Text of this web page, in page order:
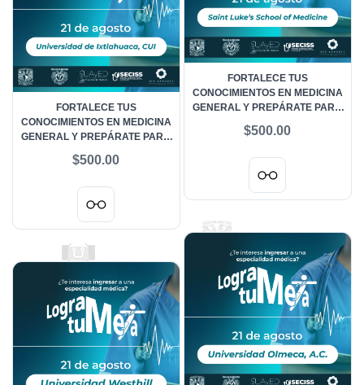
FORTALECE TUS
CONOCIMIENTOS EN MEDICINA
GENERAL Y PREPÁRATE PARA
DE AGOSTO 2026 - SAINT LUKE
$500.00
FORTALECE TUS
CONOCIMIENTOS EN MEDICINA
GENERAL Y PREPÁRATE PARA
DE AGOSTO 2026 -
$500.00